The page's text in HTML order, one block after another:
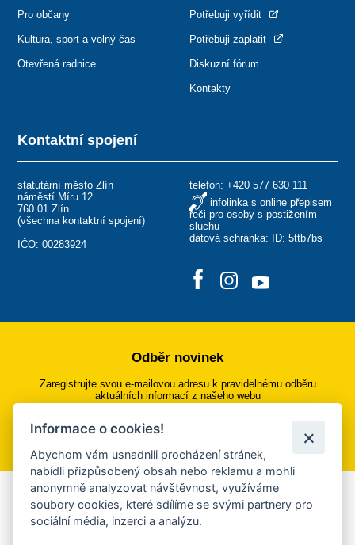
Kontaktní spojení
statutární město Zlín
náměstí Míru 12
760 01 Zlín
(všechna kontaktní spojení)
IČO: 00283924
telefon: +420 577 630 111
infolinka s online přepisem
řeči pro osoby s postižením
sluchu
datová schránka: ID: 5ttb7bs
Pro občany
Kultura, sport a volný čas
Otevřená radnice
Potřebuji vyřídit
Potřebuji zaplatit
Diskuzní fórum
Kontakty
Odběr novinek
Zaregistrujte svou e-mailovou adresu k pravidelnému odběru
aktuálních informací z našeho webu
Přihlásit se k odběru
Aplikace Mobilní rozhlas
Chcete dostávat do svého mobilu či mailu upozornění na
Informace o cookies!
Abychom vám usnadnili procházení stránek,
nabídli přizpůsobený obsah nebo reklamu a mohli
anonymně analyzovat návštěvnost, využíváme
soubory cookies, které sdílíme se svými partnery pro
sociální média, inzerci a analýzu.